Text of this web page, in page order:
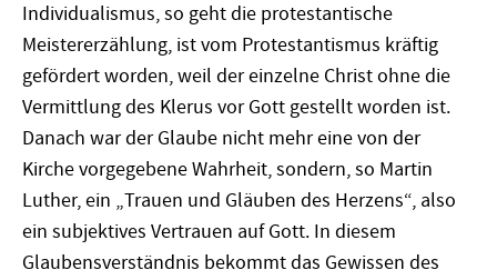
Individualismus, so geht die protestantische
Meistererzählung, ist vom Protestantismus kräftig
gefördert worden, weil der einzelne Christ ohne die
Vermittlung des Klerus vor Gott gestellt worden ist.
Danach war der Glaube nicht mehr eine von der
Kirche vorgegebene Wahrheit, sondern, so Martin
Luther, ein „Trauen und Gläuben des Herzens“, also
ein subjektives Vertrauen auf Gott. In diesem
Glaubensverständnis bekommt das Gewissen des